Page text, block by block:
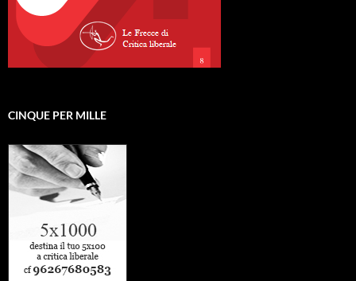
CINQUE PER MILLE